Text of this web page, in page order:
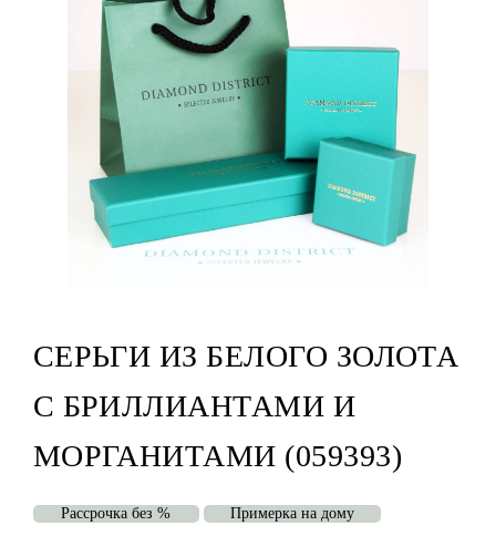
СЕРЬГИ ИЗ БЕЛОГО ЗОЛОТА
С БРИЛЛИАНТАМИ И
МОРГАНИТАМИ (059393)
Рассрочка без % Примерка на дому